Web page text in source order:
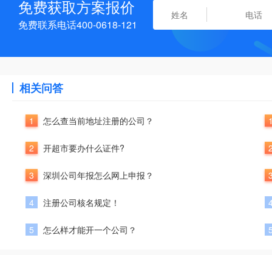
免费获取方案报价
免费联系电话400-0618-121
相关问答
1 怎么查当前地址注册的公司？
2 开超市要办什么证件?
3 深圳公司年报怎么网上申报？
4 注册公司核名规定！
5 怎么样才能开一个公司？